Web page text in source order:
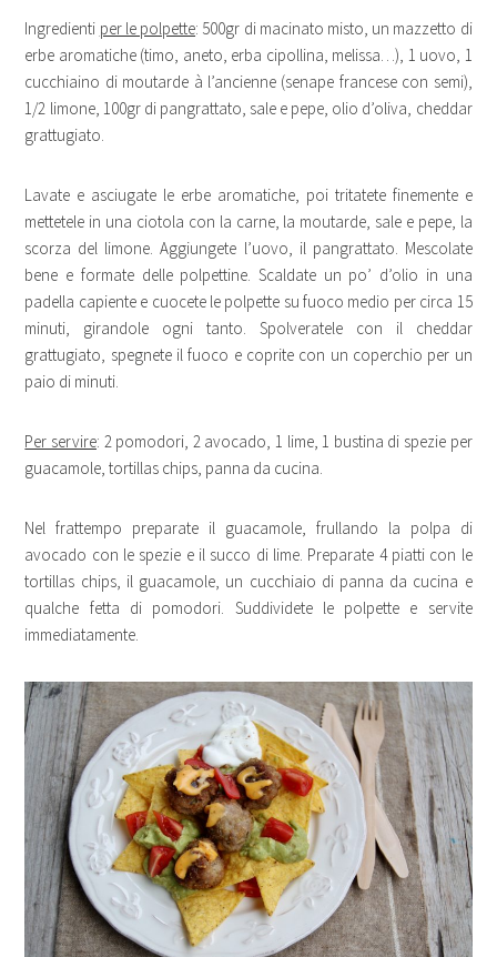
Ingredienti per le polpette: 500gr di macinato misto, un mazzetto di
erbe aromatiche (timo, aneto, erba cipollina, melissa…), 1 uovo, 1
cucchiaino di moutarde à l’ancienne (senape francese con semi),
1/2 limone, 100gr di pangrattato, sale e pepe, olio d’oliva, cheddar
grattugiato.
Lavate e asciugate le erbe aromatiche, poi tritatete finemente e
mettetele in una ciotola con la carne, la moutarde, sale e pepe, la
scorza del limone. Aggiungete l’uovo, il pangrattato. Mescolate
bene e formate delle polpettine. Scaldate un po’ d’olio in una
padella capiente e cuocete le polpette su fuoco medio per circa 15
minuti, girandole ogni tanto. Spolveratele con il cheddar
grattugiato, spegnete il fuoco e coprite con un coperchio per un
paio di minuti.
Per servire: 2 pomodori, 2 avocado, 1 lime, 1 bustina di spezie per
guacamole, tortillas chips, panna da cucina.
Nel frattempo preparate il guacamole, frullando la polpa di
avocado con le spezie e il succo di lime. Preparate 4 piatti con le
tortillas chips, il guacamole, un cucchiaio di panna da cucina e
qualche fetta di pomodori. Suddividete le polpette e servite
immediatamente.